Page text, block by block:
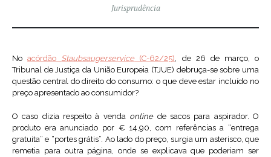
Jurisprudência
Noacórdão Staubsaugerservice(C-62/25), de 26 de março, o
Tribunal de Justiça da União Europeia (TJUE) debruça-se sobre uma
questão central do direito do consumo: o que deve estar incluído no
preço apresentado ao consumidor?
O caso dizia respeito à venda onlinede sacos para aspirador. O
produto era anunciado por € 14,90, com referências a “entrega
gratuita” e “portes grátis”. Ao lado do preço, surgia um asterisco, que
remetia para outra página, onde se explicava que poderiam ser